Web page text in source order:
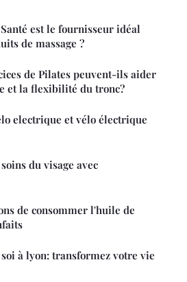
est le fournisseur idéal
de massage ?
de Pilates peuvent-ils aider
et la flexibilité du tronc?
electrique et vélo électrique
du visage avec
de consommer l'huile de
soi à lyon: transformez votre vie